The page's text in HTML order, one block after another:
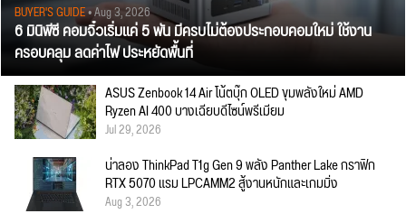
BUYER'S GUIDE• Aug 3, 2026
6 มินิพีซี คอมจิ๋วเริ่มแค่ 5 พัน มีครบไม่ต้องประกอบคอมใหม่ ใช้งาน
ครอบคลุม ลดค่าไฟ ประหยัดพื้นที่
ASUS Zenbook 14 Air โน้ตบุ๊ก OLED ขุมพลังใหม่ AMD
Ryzen AI 400 บางเฉียบดีไซน์พรีเมียม
Jul 29, 2026
น่าลอง ThinkPad T1g Gen 9 พลัง Panther Lake กราฟิก
RTX 5070 แรม LPCAMM2 สู้งานหนักและเกมมิ่ง
Aug 3, 2026